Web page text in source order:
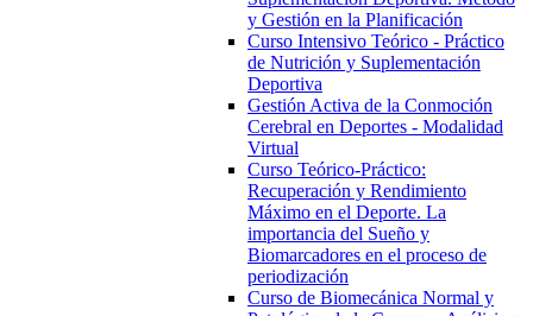
y Gestión en la Planificación
Curso Intensivo Teórico - Práctico
de Nutrición y Suplementación
Deportiva
Gestión Activa de la Conmoción
Cerebral en Deportes - Modalidad
Virtual
Curso Teórico-Práctico:
Recuperación y Rendimiento
Máximo en el Deporte. La
importancia del Sueño y
Biomarcadores en el proceso de
periodización
Curso de Biomecánica Normal y